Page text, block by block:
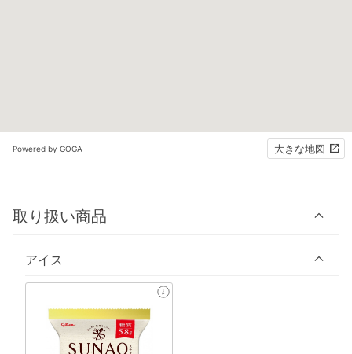
Powered by GOGA 大きな地図
取り扱い商品
アイス